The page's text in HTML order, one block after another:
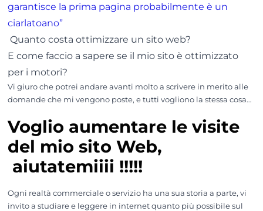
garantisce la prima pagina probabilmente è un
ciarlatoano”
Quanto costa ottimizzare un sito web?
E come faccio a sapere se il mio sito è ottimizzato
per i motori?
Vi giuro che potrei andare avanti molto a scrivere in merito alle
domande che mi vengono poste, e tutti vogliono la stessa cosa…
Voglio aumentare le visite
del mio sito Web,
aiutatemiiii !!!!!
Ogni realtà commerciale o servizio ha una sua storia a parte, vi
invito a studiare e leggere in internet quanto più possibile sul